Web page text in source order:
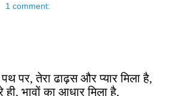
1 comment:
पर, तेरा ढाढ़स और प्यार मिला है,
ही, भावों का आधार मिला है,